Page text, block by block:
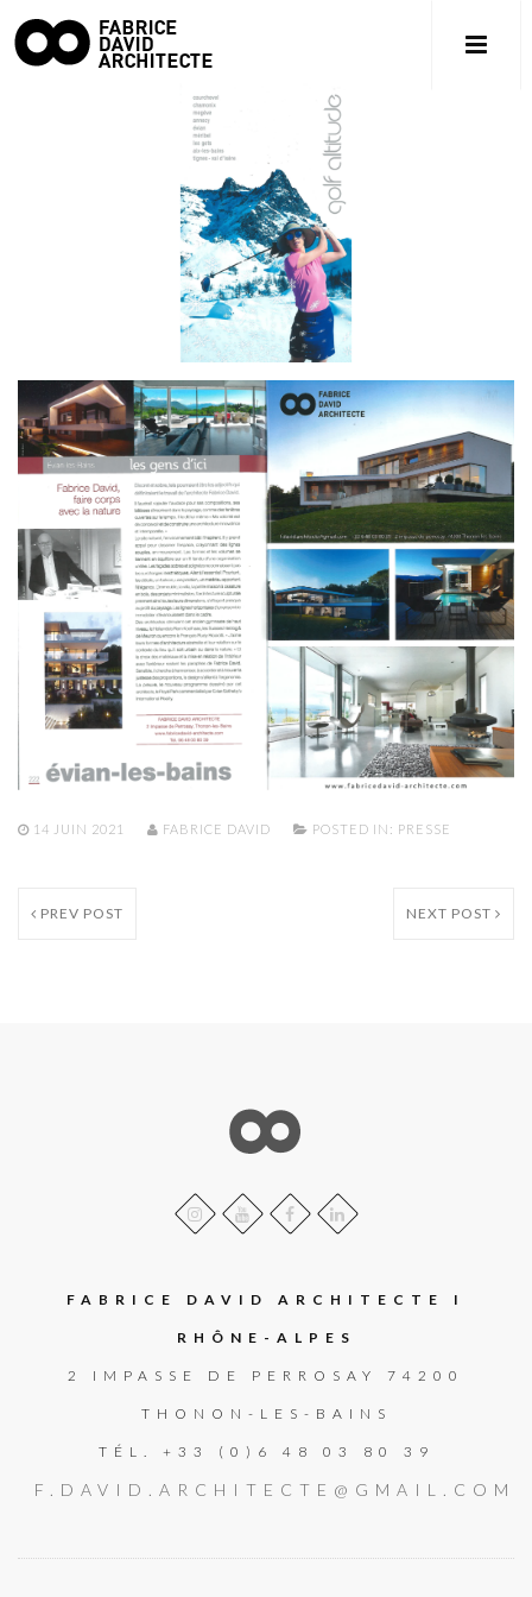
14 JUIN 2021 FABRICE DAVID POSTED IN: PRESSE
PREV POST NEXT POST
FABRICE DAVID ARCHITECTE I
RHÔNE-ALPES
2 IMPASSE DE PERROSAY 74200
THONON-LES-BAINS
TÉL. +33 (0)6 48 03 80 39
F.DAVID.ARCHITECTE@GMAIL.COM